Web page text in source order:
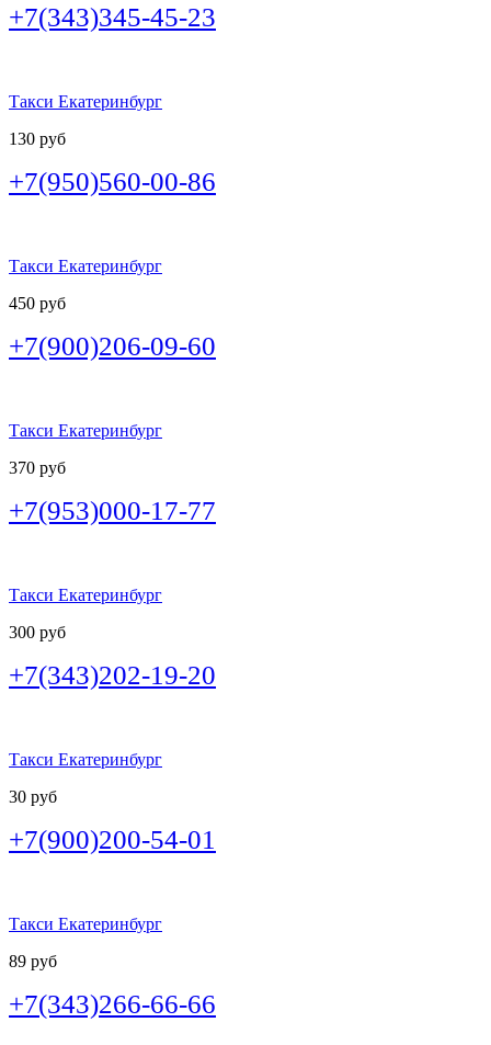
+7(343)345-45-23
Такси Екатеринбург
130 руб
+7(950)560-00-86
Такси Екатеринбург
450 руб
+7(900)206-09-60
Такси Екатеринбург
370 руб
+7(953)000-17-77
Такси Екатеринбург
300 руб
+7(343)202-19-20
Такси Екатеринбург
30 руб
+7(900)200-54-01
Такси Екатеринбург
89 руб
+7(343)266-66-66